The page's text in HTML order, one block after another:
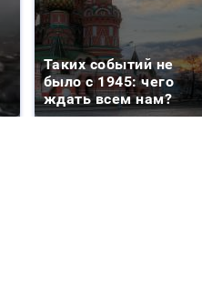
Таких событий не
было с 1945: чего
ждать всем нам?